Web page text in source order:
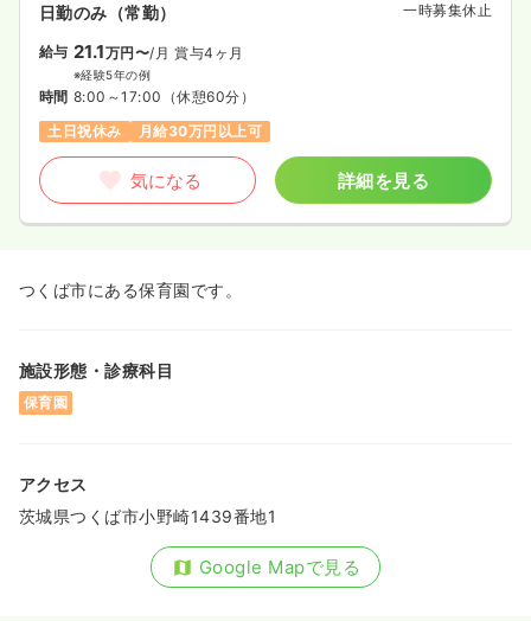
日勤のみ（常勤） 一時募集休止
給与 21.1万円〜/月 賞与4ヶ月
※経験5年の例
時間 8:00～17:00 （休憩60分）
土日祝休み
月給30万円以上可
気になる 詳細を見る
つくば市にある保育園です。
施設形態・診療科目
保育園
アクセス
茨城県つくば市小野崎1439番地1
Google Mapで見る